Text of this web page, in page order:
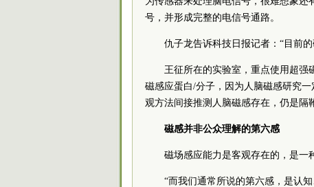
号，并形成完整的电信号通路。
仇子龙告诉科技日报记者：“目前
王征所在的实验室，重点使用超强
磁感应蛋白/分子，因为人脑磁感研究
观方法间接推测人脑磁感存在，仍是隔
磁感并非公众理解的第六感
磁场感应能力是客观存在的，是一
“而我们通常所说的第六感，是认